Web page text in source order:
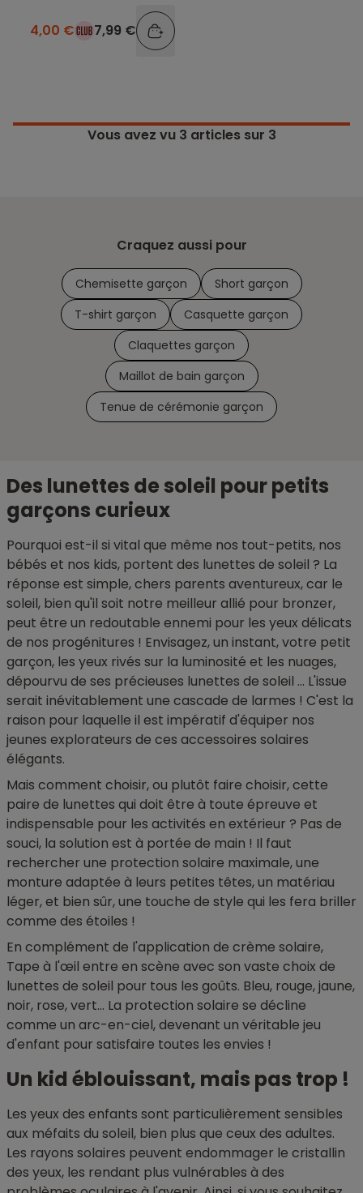
4,00 € 7,99 €
Vous avez vu 3 articles sur 3
Craquez aussi pour
Chemisette garçon
Short garçon
T-shirt garçon
Casquette garçon
Claquettes garçon
Maillot de bain garçon
Tenue de cérémonie garçon
Des lunettes de soleil pour petits
garçons curieux
Pourquoi est-il si vital que même nos tout-petits, nos
bébés et nos kids, portent des lunettes de soleil ? La
réponse est simple, chers parents aventureux, car le
soleil, bien qu'il soit notre meilleur allié pour bronzer,
peut être un redoutable ennemi pour les yeux délicats
de nos progénitures ! Envisagez, un instant, votre petit
garçon, les yeux rivés sur la luminosité et les nuages,
dépourvu de ses précieuses lunettes de soleil ... L'issue
serait inévitablement une cascade de larmes ! C'est la
raison pour laquelle il est impératif d'équiper nos
jeunes explorateurs de ces accessoires solaires
élégants.
Mais comment choisir, ou plutôt faire choisir, cette
paire de lunettes qui doit être à toute épreuve et
indispensable pour les activités en extérieur ? Pas de
souci, la solution est à portée de main ! Il faut
rechercher une protection solaire maximale, une
monture adaptée à leurs petites têtes, un matériau
léger, et bien sûr, une touche de style qui les fera briller
comme des étoiles !
En complément de l'application de crème solaire,
Tape à l'œil entre en scène avec son vaste choix de
lunettes de soleil pour tous les goûts. Bleu, rouge, jaune,
noir, rose, vert... La protection solaire se décline
comme un arc-en-ciel, devenant un véritable jeu
d'enfant pour satisfaire toutes les envies !
Un kid éblouissant, mais pas trop !
Les yeux des enfants sont particulièrement sensibles
aux méfaits du soleil, bien plus que ceux des adultes.
Les rayons solaires peuvent endommager le cristallin
des yeux, les rendant plus vulnérables à des